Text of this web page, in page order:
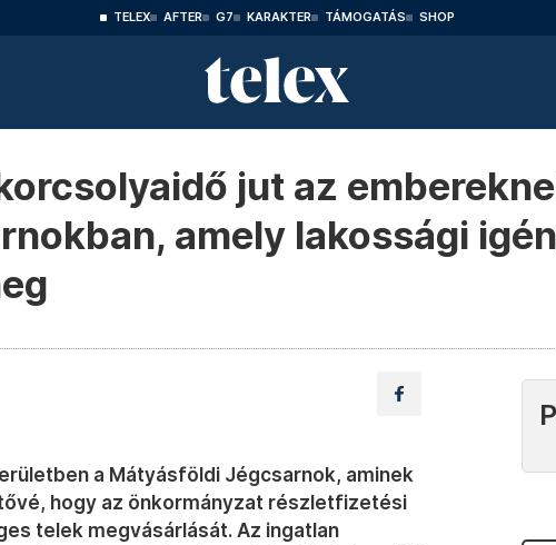
TELEX AFTER G7 KARAKTER TÁMOGATÁS SHOP
jut az
amely lakossági
a Mátyásföldi Jégcsarnok, aminek
hogy az önkormányzat részletfizetési
telek megvásárlását. Az ingatlan